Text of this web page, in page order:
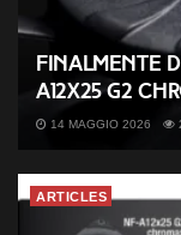
Finalmente
A12x25 G2
14 MAGGIO 2026
ARTICLES